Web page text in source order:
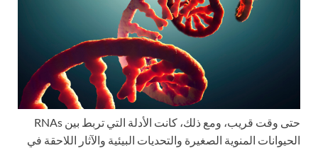
حتى وقت قريب، ومع ذلك، كانت الأدلة التي تربط بين RNAs
الحيوانات المنوية الصغيرة والتحديات البيئية والآثار اللاحقة في